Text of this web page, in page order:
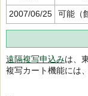
2007/06/25
可能（
遠隔複写申込みは、
複写カート機能には